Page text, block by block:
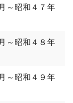
～昭和４７年
～昭和４８年
～昭和４９年